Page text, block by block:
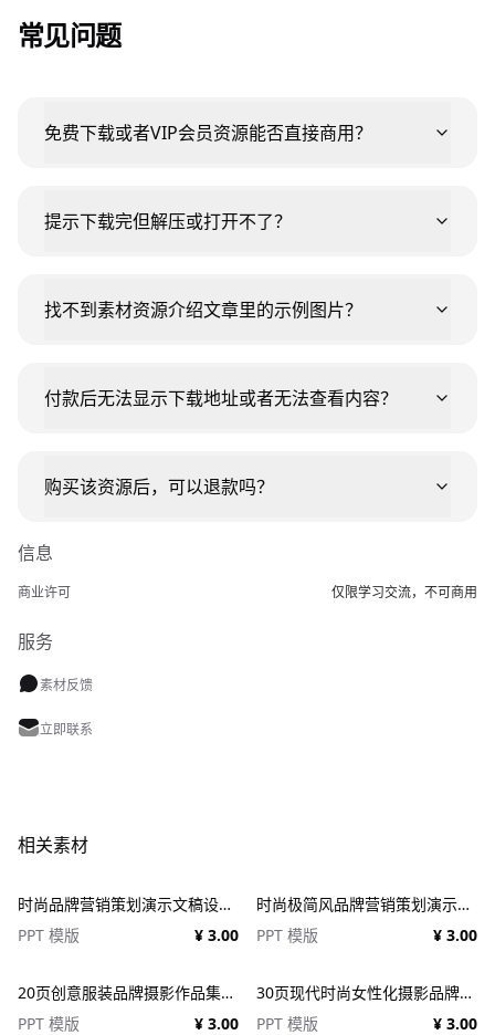
常见问题
免费下载或者VIP会员资源能否直接商用？
提示下载完但解压或打开不了？
找不到素材资源介绍文章里的示例图片？
付款后无法显示下载地址或者无法查看内容？
购买该资源后，可以退款吗？
信息
商业许可 仅限学习交流，不可商用
服务
素材反馈
立即联系
相关素材
时尚品牌营销策划演示文稿设计ppt模板 Fashion Presentation PowerPoint Template
PPT 模版
¥ 3.00
时尚极简风品牌营销策划演示文稿设计ppt模版 Assent Brand Strategy Template
PPT 模版
¥ 3.00
20页创意服装品牌摄影作品集简历公司介绍图文排版设计PPT幻灯片模板 Creative Brief PowerPoint Template
PPT 模版
¥ 3.00
30页现代时尚女性化摄影品牌设计作品集项目策划演示文稿PPT模板 Modateka – Brand Kit Powerpoint
PPT 模版
¥ 3.00